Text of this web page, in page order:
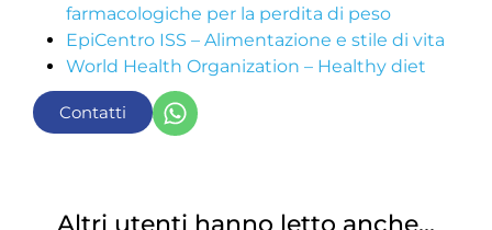
farmacologiche per la perdita di peso
EpiCentro ISS – Alimentazione e stile di vita
World Health Organization – Healthy diet
Contatti